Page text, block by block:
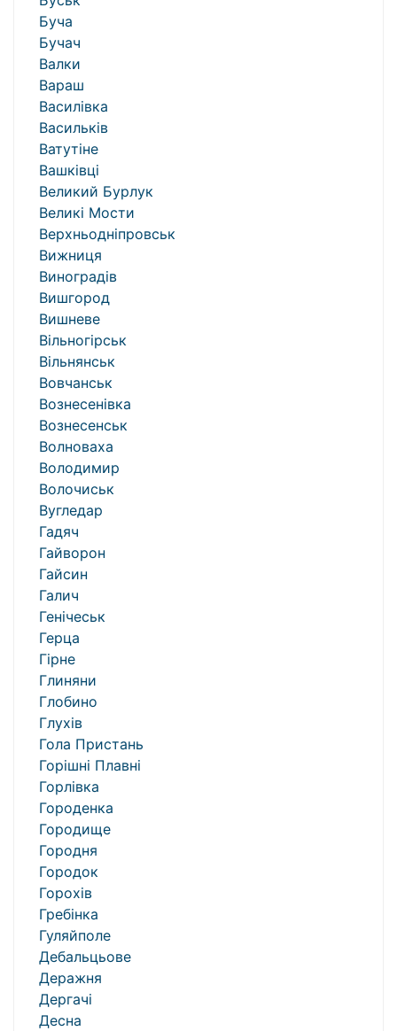
Буча
Бучач
Валки
Вараш
Василівка
Васильків
Ватутіне
Вашківці
Великий Бурлук
Великі Мости
Верхньодніпровськ
Вижниця
Виноградів
Вишгород
Вишневе
Вільногірськ
Вільнянськ
Вовчанськ
Вознесенівка
Вознесенськ
Волноваха
Володимир
Волочиськ
Вугледар
Гадяч
Гайворон
Гайсин
Галич
Генічеськ
Герца
Гірне
Глиняни
Глобино
Глухів
Гола Пристань
Горішні Плавні
Горлівка
Городенка
Городище
Городня
Городок
Горохів
Гребінка
Гуляйполе
Дебальцьове
Деражня
Дергачі
Десна